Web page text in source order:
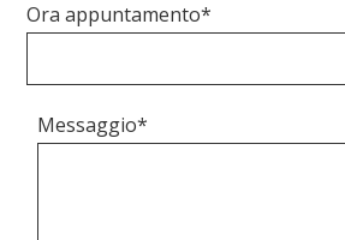
Ora appuntamento*
Messaggio*